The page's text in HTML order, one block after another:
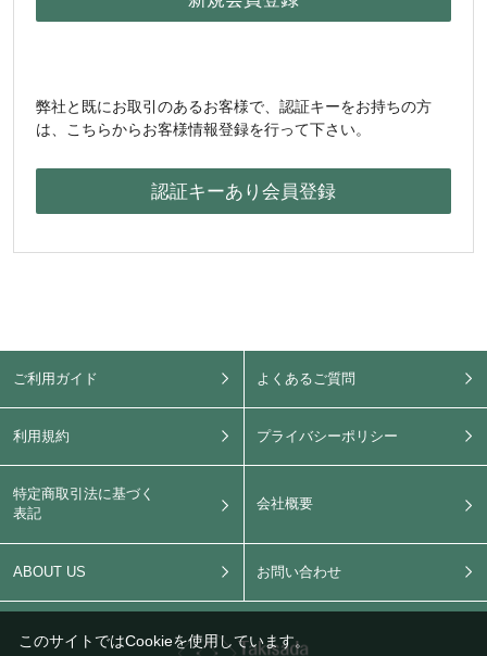
弊社と既にお取引のあるお客様で、認証キーをお持ちの方
は、こちらからお客様情報登録を行って下さい。
ご利用ガイド よくあるご質問
利用規約 プライバシーポリシー
特定商取引法に基づく
表記
会社概要
ABOUT US お問い合わせ
このサイトではCookieを使用しています。